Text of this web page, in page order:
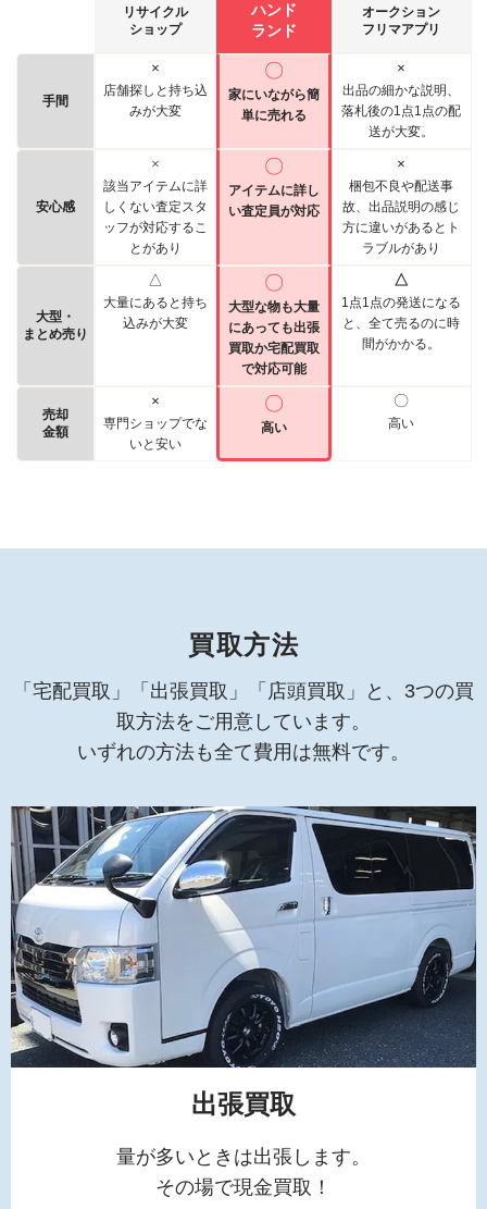
リサイクル
ショップ
ハンド
ランド
オークション
フリマアプリ
手間
×
店舗探しと持ち込
みが大変
〇
家にいながら簡
単に売れる
×
出品の細かな説明、
落札後の1点1点の配
送が大変。
安心感
×
該当アイテムに詳
しくない査定スタ
ッフが対応するこ
とがあり
〇
アイテムに詳し
い査定員が対応
×
梱包不良や配送事
故、出品説明の感じ
方に違いがあるとト
ラブルがあり
大型・
まとめ売り
△
大量にあると持ち
込みが大変
〇
大型な物も大量
にあっても出張
買取か宅配買取
で対応可能
△
1点1点の発送になる
と、全て売るのに時
間がかかる。
売却
金額
×
専門ショップでな
いと安い
〇
高い
〇
高い
買取方法
「宅配買取」「出張買取」「店頭買取」と、3つの買
取方法をご用意しています。
いずれの方法も全て費用は無料です。
出張買取
量が多いときは出張します。
その場で現金買取！